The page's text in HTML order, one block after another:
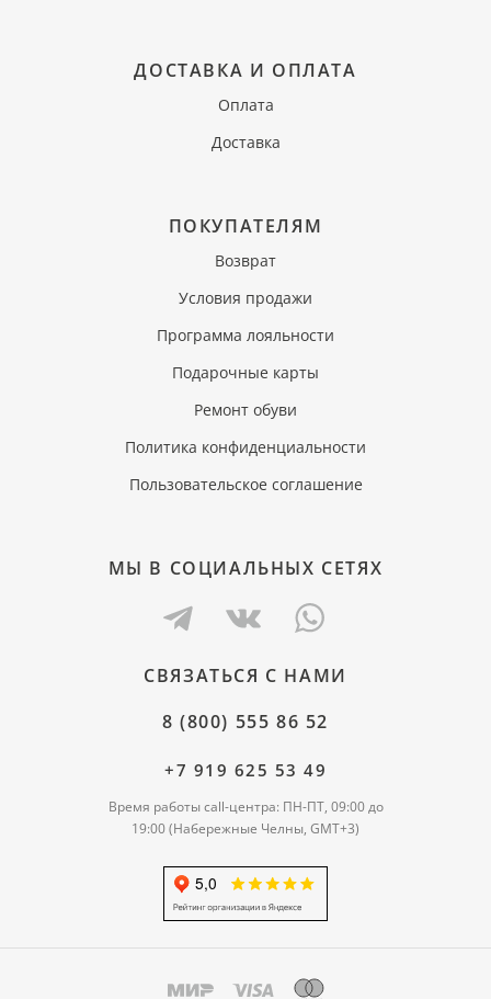
ДОСТАВКА И ОПЛАТА
Оплата
Доставка
ПОКУПАТЕЛЯМ
Возврат
Условия продажи
Программа лояльности
Подарочные карты
Ремонт обуви
Политика конфиденциальности
Пользовательское соглашение
МЫ В СОЦИАЛЬНЫХ СЕТЯХ
СВЯЗАТЬСЯ С НАМИ
8 (800) 555 86 52
+7 919 625 53 49
Время работы call-центра: ПН-ПТ, 09:00 до
19:00 (Набережные Челны, GMT+3)